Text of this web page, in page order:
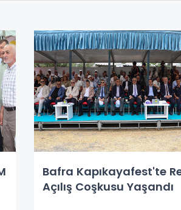
Bafra Kapıkayafest'te
Açılış Coşkusu Yaşandı